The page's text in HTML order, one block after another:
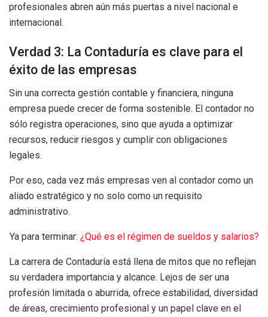
profesionales abren aún más puertas a nivel nacional e
internacional.
Verdad 3: La Contaduría es clave para el
éxito de las empresas
Sin una correcta gestión contable y financiera, ninguna
empresa puede crecer de forma sostenible. El contador no
sólo registra operaciones, sino que ayuda a optimizar
recursos, reducir riesgos y cumplir con obligaciones
legales.
Por eso, cada vez más empresas ven al contador como un
aliado estratégico y no solo como un requisito
administrativo.
Ya para terminar: ¿Qué es el régimen de sueldos y salarios?
La carrera de Contaduría está llena de mitos que no reflejan
su verdadera importancia y alcance. Lejos de ser una
profesión limitada o aburrida, ofrece estabilidad, diversidad
de áreas, crecimiento profesional y un papel clave en el